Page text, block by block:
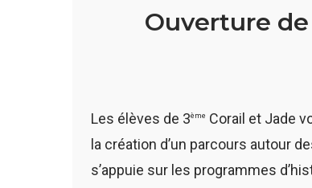
Ouverture
Les élèves de 3ème Corail et Jade
la création d’un parcours autour
s’appuie sur les programmes